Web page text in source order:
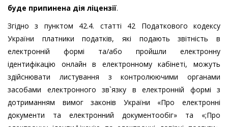
буде припинена дія ліцензії.
Згідно з пунктом 42.4. статті 42 Податкового кодексу
України платники податків, які подають звітність в
електронній формі та/або пройшли електронну
ідентифікацію онлайн в електронному кабінеті, можуть
здійснювати листування з контролюючими органами
засобами електронного зв`язку в електронній формі з
дотриманням вимог законів України «Про електронні
документи та електронний документообіг» та «;Про